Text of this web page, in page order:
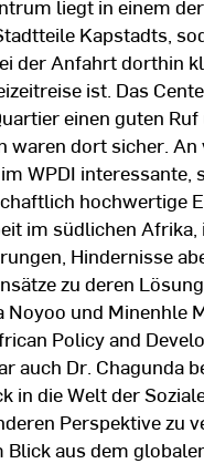
liegt in einem
Kapstadts,
der Anfahrt dorthin
ist. Das
einen guten Ruf
waren dort sicher. An
WPDI interessante,
hochwertige
im südlichen Afrika,
Hindernisse
zu deren
Noyoo und Minenhle
Policy and
auch Dr. Chagunda
in die Welt der
Perspektive zu
aus dem